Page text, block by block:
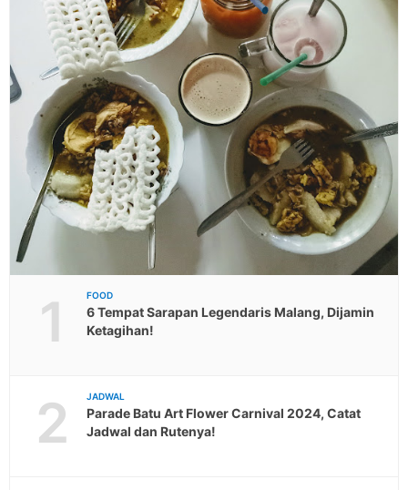
1 FOOD
6 Tempat Sarapan Legendaris Malang, Dijamin
Ketagihan!
2 JADWAL
Parade Batu Art Flower Carnival 2024, Catat
Jadwal dan Rutenya!